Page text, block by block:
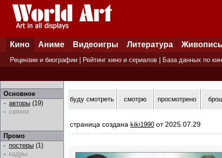
Кино Аниме Видеоигры Литература Живопись
Рецензии и биографии Рейтинг кино и сериалов База данных по
Основное
- авторы (19)
- связки
Промо
- постеры (1)
- кадры
буду смотреть смотрю просмотрено
страница создана kiki1990 от 2025.07.29